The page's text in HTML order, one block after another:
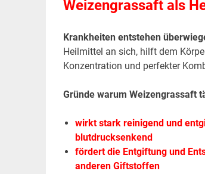
Weizengrassaft als
Krankheiten entstehen
Heilmittel an sich, hilft dem
Konzentration und perfekter
Gründe warum Weizengrassaft
wirkt stark reinigend und
blutdrucksenkend
fördert die Entgiftung und
anderen Giftstoffen